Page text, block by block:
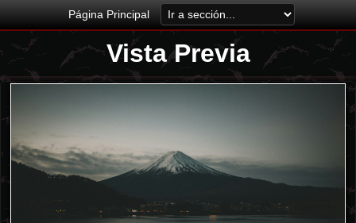
Página Principal
Vista Previa